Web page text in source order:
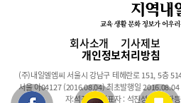
회사소개 기사제보
개인정보처리방침
(주)내일엘엠씨 서울시 강남구 테헤란로 151, 5층
서울 아04127 (2016.08.04) 최초발행일 2016.08.04
자:석진성 · 대표자 : 석진성 · 사업자